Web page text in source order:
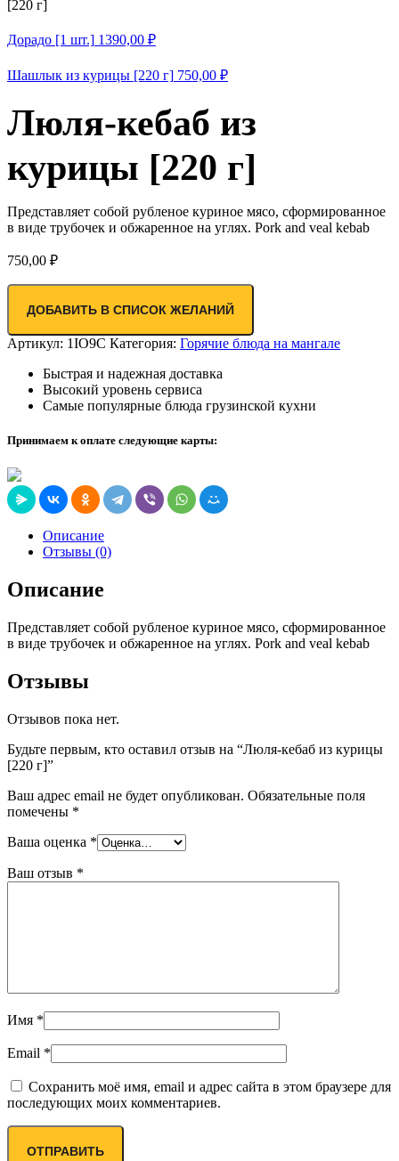
[220 г]
Дорадо [1 шт.] 1390,00 ₽
Шашлык из курицы [220 г] 750,00 ₽
Люля-кебаб из
курицы [220 г]
Представляет собой рубленое куриное мясо, сформированное
в виде трубочек и обжаренное на углях. Pork and veal kebab
750,00 ₽
ДОБАВИТЬ В СПИСОК ЖЕЛАНИЙ
Артикул: 1IO9C Категория: Горячие блюда на мангале
Быстрая и надежная доставка
Высокий уровень сервиса
Самые популярные блюда грузинской кухни
Принимаем к оплате следующие карты:
Описание
Отзывы (0)
Описание
Представляет собой рубленое куриное мясо, сформированное
в виде трубочек и обжаренное на углях. Pork and veal kebab
Отзывы
Отзывов пока нет.
Будьте первым, кто оставил отзыв на “Люля-кебаб из курицы
[220 г]”
Ваш адрес email не будет опубликован. Обязательные поля
помечены *
Ваша оценка *
Ваш отзыв *
Имя *
Email *
Сохранить моё имя, email и адрес сайта в этом браузере для
последующих моих комментариев.